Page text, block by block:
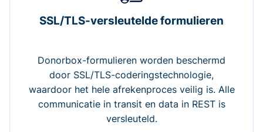
SSL/TLS-versleutelde formulieren
Donorbox-formulieren worden beschermd
door SSL/TLS-coderingstechnologie,
waardoor het hele afrekenproces veilig is. Alle
communicatie in transit en data in REST is
versleuteld.